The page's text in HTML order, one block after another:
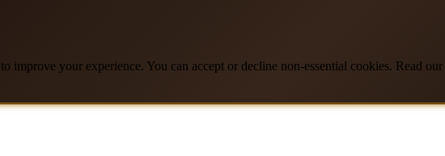
improve your experience. You can accept or decline non-essential cookies. Read our